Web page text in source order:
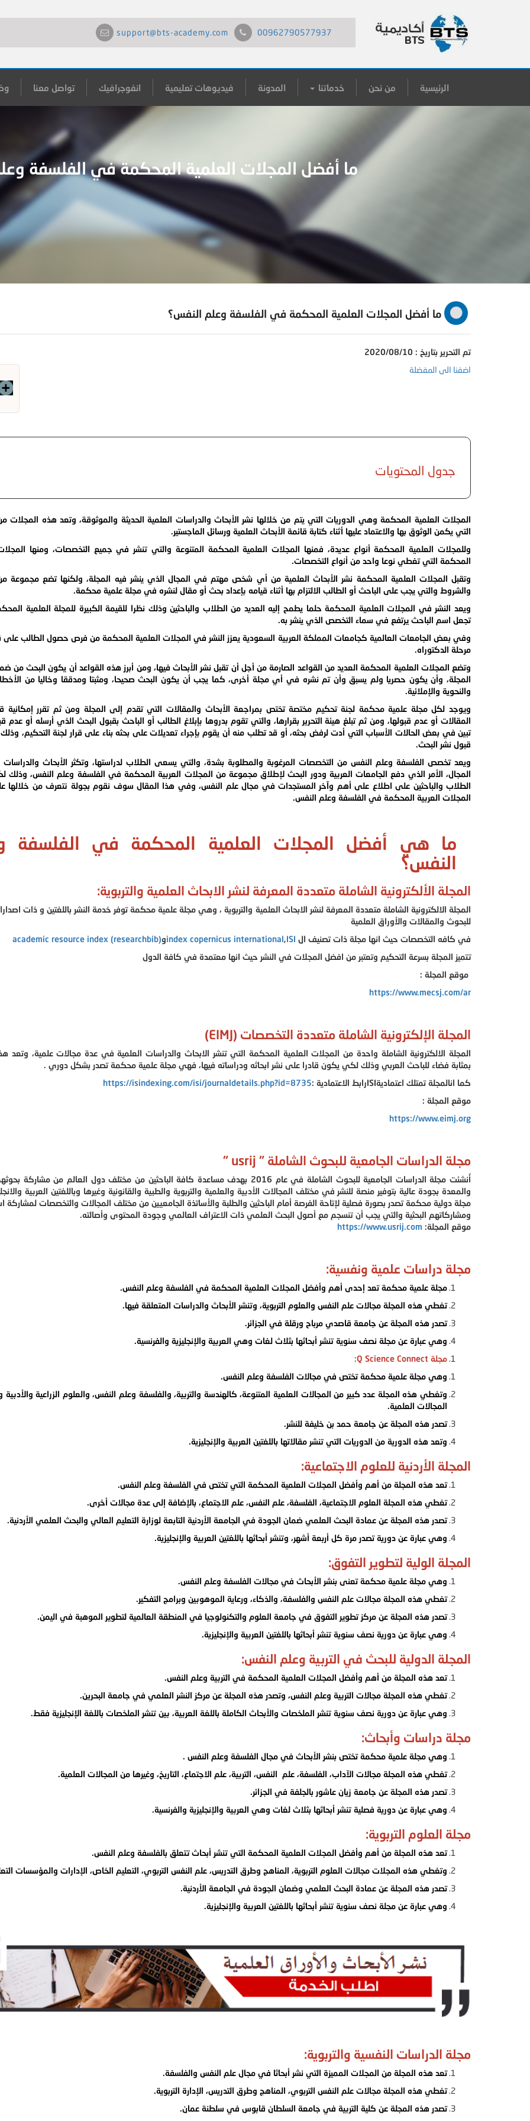
00962790577937
support@bts-academy.com
الرئيسية من نحن خدماتنا المدونة فيديوهات تعليمية انفوجرافيك تواصل معنا
ما أفضل المجلات العلمية المحكمة في الفلسفة
ما أفضل المجلات العلمية المحكمة في الفلسفة وعلم النفس؟
تم التحرير بتاريخ : 2020/08/10
اضفنا الى المفضلة
جدول المحتويات
المجلات العلمية المحكمة وهي الدوريات التي يتم من خلالها نشر الأبحاث والدراسات العلمية الحديثة والموثوقة، وتعد هذه المجلات
التي يكمن الوثوق بها والاعتماد عليها أثناء كتابة قائمة الأبحاث العلمية ورسائل الماجستير.
وللمجلات العلمية المحكمة أنواع عديدة، فمنها المجلات العلمية المحكمة المتنوعة والتي تنشر في جميع التخصصات، ومنها
المحكمة التي تغطي نوعا واحد من أنواع التخصصات.
وتقبل المجلات العلمية المحكمة نشر الأبحاث العلمية من أي شخص مهتم في المجال الذي ينشر فيه المجلة، ولكنها تضع مجموعة
والشروط والتي يجب على الباحث أو الطالب الالتزام بها أثناء قيامه بإعداد بحث أو مقال لنشره في مجلة علمية محكمة.
ويعد النشر في المجلات العلمية المحكمة حلما يطمح إليه العديد من الطلاب والباحثين وذلك نظرا للقيمة الكبيرة للمجلة العلمية
تجعل اسم الباحث يرتفع في سماء التخصص الذي ينشر به.
وفي بعض الجامعات العالمية كجامعات المملكة العربية السعودية يعزز النشر في المجلات العلمية المحكمة من فرص حصول الطالب
مرحلة الدكتوراه.
وتضع المجلات العلمية المحكمة العديد من القواعد الصارمة من أجل أن تقبل نشر الأبحاث فيها، ومن أبرز هذه القواعد أن يكون البحث
المجلة، وأن يكون حصريا ولم يسبق وأن تم نشره في أي مجلة أخرى، كما يجب أن يكون البحث صحيحا، ومثبتا ومدققا وخاليا من
والنحوية والإملائية.
ويوجد لكل مجلة علمية محكمة لجنة تحكيم مختصة تختص بمراجعة الأبحاث والمقالات التي تقدم إلى المجلة ومن ثم تقرر إمكانية
المقالات أو عدم قبولها، ومن ثم تبلغ هيئة التحرير بقرارها، والتي تقوم بدروها بإبلاغ الطالب أو الباحث بقبول البحث الذي أرسله أو عدم
تبين في بعض الحالات الأسباب التي أدت لرفض بحثه، أو قد تطلب منه أن يقوم بإجراء تعديلات على بحثه بناء على قرار لجنة التحكيم،
قبول نشر البحث.
ويعد تخصص الفلسفة وعلم النفس من التخصصات المرغوبة والمطلوبة بشدة، والتي يسعى الطلاب لدراستها، وتكثر الأبحاث
المجال، الأمر الذي دفع الجامعات العربية ودور البحث لإطلاق مجموعة من المجلات العربية المحكمة في الفلسفة وعلم النفس، وذلك
الطلاب والباحثين على اطلاع على أهم وآخر المستجدات في مجال علم النفس، وفي هذا المقال سوف نقوم بجولة نتعرف من خلالها
المجلات العربية المحكمة في الفلسفة وعلم النفس.
ما هي أفضل المجلات العلمية المحكمة في الفلسفة
النفس؟
المجلة الألكترونية الشاملة متعددة المعرفة لنشر الابحاث العلمية والتربوية:
المجلة الالكترونية الشاملة متعددة المعرفة لنشر الابحاث العلمية والتربوية ، وهي مجلة علمية محكمة توفر خدمة النشر باللغتين و ذات
للبحوث والمقالات والأوراق العلمية
في كافه التخصصات حيث انها مجلة ذات تصنيف ال
index copernicus international,ISI وacademic resource index (researchbib)
تتميز المجلة بسرعة التحكيم وتعتبر من افضل المجلات في النشر حيث انها معتمدة في كافة الدول
موقع المجلة :
https://www.mecsj.com/ar
المجلة الإلكترونية الشاملة متعددة التخصصات (EIMJ)
المجلة الالكترونية الشاملة واحدة من المجلات العلمية المحكمة التي تنشر الابحاث والدراسات العلمية في عدة مجالات علمية، وتعد
بمثابة فضاء للباحث العربي وذلك لكي يكون قادرا على نشر ابحاثه ودراساته فيها، فهي مجلة علمية محكمة تصدر بشكل دوري .
كما انالمجلة تمتلك اعتماديةISIرابط الاعتمادية :
https://isindexing.com/isi/journaldetails.php?id=8735
موقع المجلة :
https://www.eimj.org
مجلة الدراسات الجامعية للبحوث الشاملة " usrij "
أُنشئت مجلة الدراسات الجامعية للبحوث الشاملة في عام 2016 بهدف مساعدة كافة الباحثين من مختلف دول العالم من
والمعدة بجودة عالية بتوفير منصة للنشر في مختلف المجالات الأدبية والعلمية والتربوية والطبية والقانونية وغيرها وباللغتين العربية
مجلة دولية محكمة تصدر بصورة فصلية لإتاحة الفرصة أمام الباحثين والطلبة والأساتذة الجامعيين من مختلف المجالات والتخصصات لمشاركة
ومشاركاتهم البحثية والتي يجب أن تنسجم مع أصول البحث العلمي ذات الاعتراف العالمي وجودة المحتوى وأصالته.
موقع المجلة: https://www.usrij.com
مجلة دراسات علمية ونفسية:
مجلة علمية محكمة تعد إحدى أهم وأفضل المجلات العلمية المحكمة في الفلسفة وعلم النفس.
تغطي هذه المجلة مجالات علم النفس والعلوم التربوية، وتنشر الأبحاث والدراسات المتعلقة فيها.
تصدر هذه المجلة عن جامعة قاصدي مرباح ورقلة في الجزائر.
وهي عبارة عن مجلة نصف سنوية تنشر أبحاثها بثلاث لغات وهي العربية والإنجليزية والفرنسية.
مجلة Q Science Connect:
وهي مجلة علمية محكمة تختص في مجالات الفلسفة وعلم النفس.
وتغطي هذه المجلة عدد كبير من المجالات العلمية المتنوعة، كالهندسة والتربية، والفلسفة وعلم النفس، والعلوم الزراعية والأدبية
المجالات العلمية.
تصدر هذه المجلة عن جامعة حمد بن خليفة للنشر.
وتعد هذه الدورية من الدوريات التي تنشر مقالاتها باللغتين العربية والإنجليزية.
المجلة الأردنية للعلوم الاجتماعية:
تعد هذه المجلة من أهم وأفضل المجلات العلمية المحكمة التي تختص في الفلسفة وعلم النفس.
تغطي هذه المجلة العلوم الاجتماعية، الفلسفة، علم النفس، علم الاجتماع، بالإضافة إلى عدة مجالات أخرى.
تصدر هذه المجلة عن عمادة البحث العلمي ضمان الجودة في الجامعة الأردنية التابعة لوزارة التعليم العالي والبحث العلمي الأردنية.
وهي عبارة عن دورية تصدر مرة كل أربعة أشهر، وتنشر أبحاثها باللغتين العربية والإنجليزية.
المجلة الولية لتطوير التفوق:
وهي مجلة علمية محكمة تعنى بنشر الأبحاث في مجالات الفلسفة وعلم النفس.
تغطي هذه المجلة مجالات علم النفس والفلسفة، والذكاء، ورعاية الموهوبين وبرامج التفكير.
تصدر هذه المجلة عن مركز تطوير التفوق في جامعة العلوم والتكنولوجيا في المنطقة العالمية لتطوير الموهبة في اليمن.
وهي عبارة عن دورية نصف سنوية تنشر أبحاثها باللغتين العربية والإنجليزية.
المجلة الدولية للبحث في التربية وعلم النفس:
تعد هذه المجلة من أهم وأفضل المجلات العلمية المحكمة في التربية وعلم النفس.
تغطي هذه المجلة مجالات التربية وعلم النفس، وتصدر هذه المجلة عن مركز النشر العلمي في جامعة البحرين.
وهي عبارة عن دورية نصف سنوية تنشر الملخصات والأبحاث الكاملة باللغة العربية، بين تنشر الملخصات باللغة الإنجليزية فقط.
مجلة دراسات وأبحاث:
وهي مجلة علمية محكمة تختص بنشر الأبحاث في مجال الفلسفة وعلم النفس .
تغطي هذه المجلة مجالات الآداب، الفلسفة، علم النفس، التربية، علم الاجتماع، التاريخ، وغيرها من المجالات العلمية.
تصدر هذه المجلة عن جامعة زيان عاشور بالجلفة في الجزائر.
وهي عبارة عن دورية فصلية تنشر أبحاثها بثلاث لغات وهي العربية والإنجليزية والفرنسية.
مجلة العلوم التربوية:
تعد هذه المجلة من أهم وأفضل المجلات العلمية المحكمة التي تنشر أبحاث تتعلق بالفلسفة وعلم النفس.
وتغطي هذه المجلات مجالات العلوم التربوية، المناهج وطرق التدريس، علم النفس التربوي، التعليم الخاص، الإدارات والمؤسسات
تصدر هذه المجلة عن عمادة البحث العلمي وضمان الجودة في الجامعة الأردنية.
وهي عبارة عن مجلة نصف سنوية تنشر أبحاثها باللغتين العربية والإنجليزية.
مجلة الدراسات النفسية والتربوية:
تعد هذه المجلة من المجلات المميزة التي نشر أبحاثا في مجال علم النفس والفلسفة.
تغطي هذه المجلة مجالات علم النفس التربوي، المناهج وطرق التدريس، الإدارة التربوية.
تصدر هذه المجلة عن كلية التربية في جامعة السلطان قابوس في سلطنة عمان.